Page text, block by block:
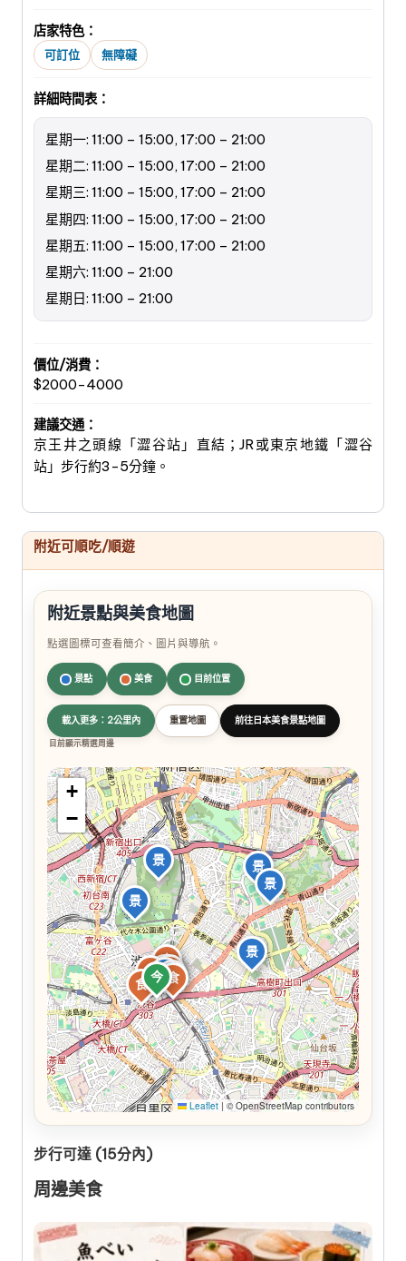
店家特色：
可訂位 無障礙
詳細時間表：
星期一: 11:00 – 15:00, 17:00 – 21:00
星期二: 11:00 – 15:00, 17:00 – 21:00
星期三: 11:00 – 15:00, 17:00 – 21:00
星期四: 11:00 – 15:00, 17:00 – 21:00
星期五: 11:00 – 15:00, 17:00 – 21:00
星期六: 11:00 – 21:00
星期日: 11:00 – 21:00
價位/消費：
$2000-4000
建議交通：
京王井之頭線「澀谷站」直結；JR或東京地鐵「澀谷
站」步行約3-5分鐘。
附近可順吃/順遊
附近景點與美食地圖
點選圖標可查看簡介、圖片與導航。
景點 美食 目前位置
載入更多：2公里內 重置地圖 前往日本美食景點地圖
目前顯示精選周邊
今
景
景景
景
景
景
景
景食
食
食
食
食
+
−
Leaflet | © OpenStreetMap contributors
步行可達 (15分內)
周邊美食